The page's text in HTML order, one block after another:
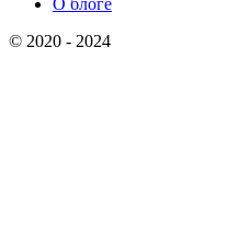
© 2020 - 2024